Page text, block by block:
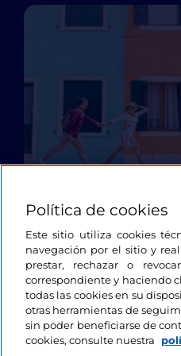
Política de cookies
Este sitio utiliza cookies
navegación por el sitio y
prestar, rechazar o
correspondiente y haciendo
todas las cookies en su
otras herramientas de
sin poder beneficiarse de
cookies, consulte nuestra